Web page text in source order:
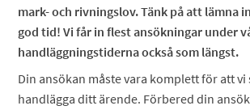
mark- och rivningslov. Tänk på att lämna
god tid! Vi får in flest ansökningar under
handläggningstiderna också som längst.
Din ansökan måste vara komplett för att vi
handlägga ditt ärende. Förbered din